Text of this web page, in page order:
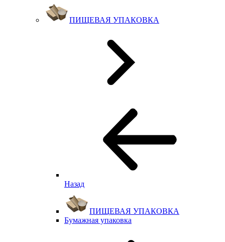
ПИЩЕВАЯ УПАКОВКА
Назад
ПИЩЕВАЯ УПАКОВКА
Бумажная упаковка